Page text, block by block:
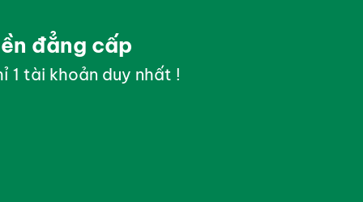
đẳng cấp
1 tài khoản duy nhất !